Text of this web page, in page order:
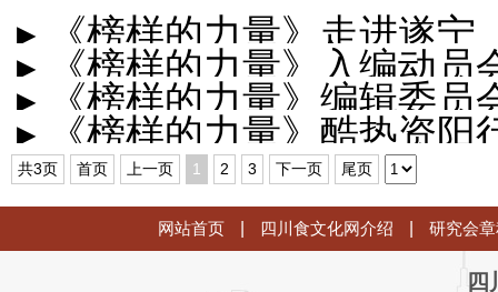
太有料
▸ 《榜样的力量》走进遂宁
▸ 《榜样的力量》入编动员
道龙泽园举行
▸ 《榜样的力量》编辑委员
▸ 《榜样的力量》酷热资阳
共3页 首页 上一页 1 2 3 下一页 尾页
网站首页 四川食文化网介绍 研究会